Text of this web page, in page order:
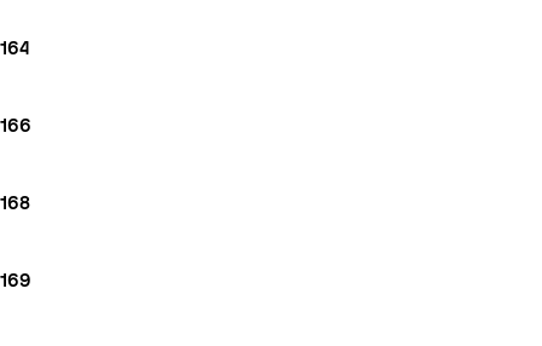
164
166
168
169